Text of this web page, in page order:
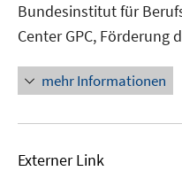
Bundesinstitut für
Center GPC, Förderung
mehr Informationen
Externer Link